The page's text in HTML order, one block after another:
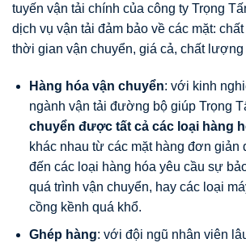
tuyến vận tải chính của công ty Trọng
dịch vụ vận tải đảm bảo về các mặt:
thời gian vận chuyển, giá cả, chất
Hàng hóa vận chuyển: với kinh
ngành vận tải đường bộ giúp Trọng
chuyển được tất cả các loại hàng
khác nhau từ các mặt hàng đơn giản
đến các loại hàng hóa yêu cầu sự
quá trình vận chuyển, hay các loại
cồng kềnh quá khổ.
Ghép hàng: với đội ngũ nhân viên